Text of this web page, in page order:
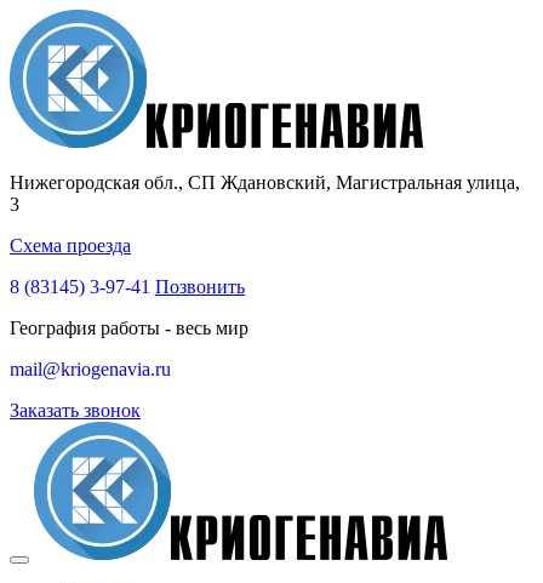
Нижегородская обл., СП Ждановский, Магистральная улица,
3
Схема проезда
8 (83145) 3-97-41 Позвонить
География работы - весь мир
mail@kriogenavia.ru
Заказать звонок